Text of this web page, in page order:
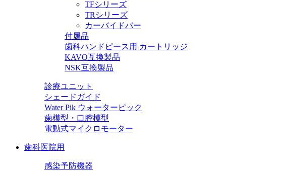
TFシリーズ
TRシリーズ
カーバイドバー
付属品
歯科ハンドピース用 カートリッジ
KAVO互換製品
NSK互換製品
診療ユニット
シェードガイド
Water Pik ウォーターピック
歯模型・口腔模型
電動式マイクロモーター
歯科医院用
感染予防機器